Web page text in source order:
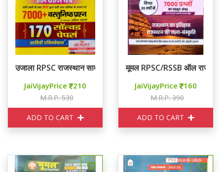
उजाला RPSC राजस्थान सामान्य ज्ञान 170 सॉल्वड पेपर्स
JaiVijayPrice 210
M.R.P. 530
ADD TO CART
मूमल RPSC/RSSB ऑल
JaiVijayPrice 160
M.R.P. 390
ADD TO CART